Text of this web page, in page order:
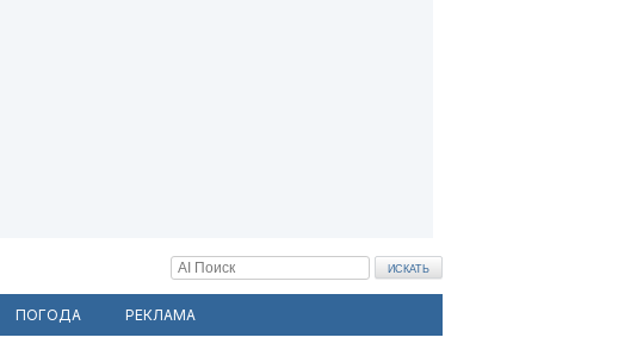
ПОГОДА РЕКЛАМА